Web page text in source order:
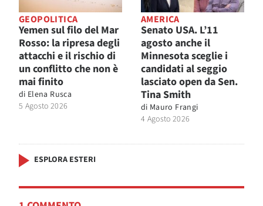
GEOPOLITICA
Yemen sul filo del Mar
Rosso: la ripresa degli
attacchi e il rischio di
un conflitto che non è
mai finito
di Elena Rusca
5 Agosto 2026
AMERICA
Senato USA. L’11
agosto anche il
Minnesota sceglie i
candidati al seggio
lasciato open da Sen.
Tina Smith
di Mauro Frangi
4 Agosto 2026
ESPLORA ESTERI